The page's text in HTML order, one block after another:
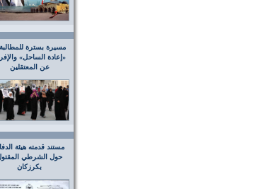
مسيرة بسترة للمطالبة
«إعادة الساحل»
عن المعتقلين
مستند قدمته هيئة
حول الشرطي
بكرزكان